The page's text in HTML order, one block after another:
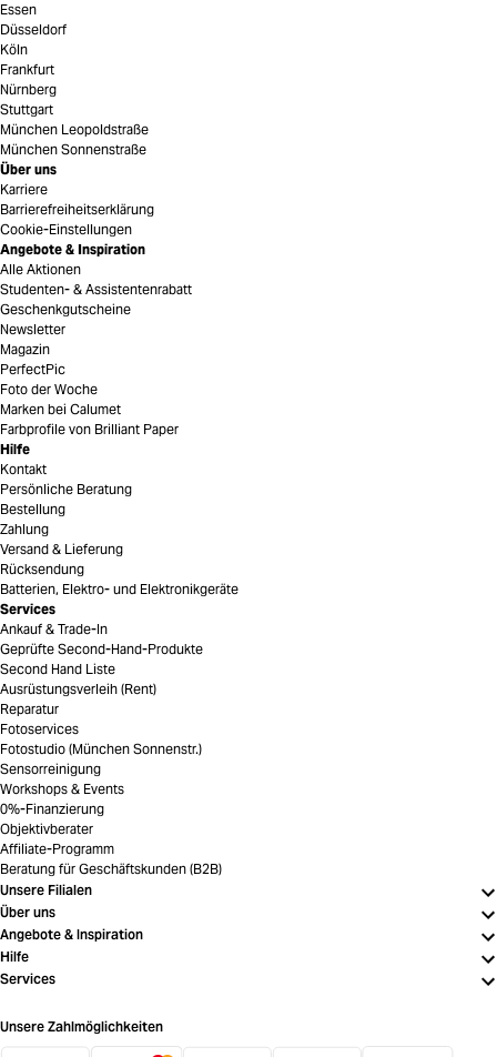
Essen
Düsseldorf
Köln
Frankfurt
Nürnberg
Stuttgart
München Leopoldstraße
München Sonnenstraße
Über uns
Karriere
Barrierefreiheitserklärung
Cookie-Einstellungen
Angebote & Inspiration
Alle Aktionen
Studenten- & Assistentenrabatt
Geschenkgutscheine
Newsletter
Magazin
PerfectPic
Foto der Woche
Marken bei Calumet
Farbprofile von Brilliant Paper
Hilfe
Kontakt
Persönliche Beratung
Bestellung
Zahlung
Versand & Lieferung
Rücksendung
Batterien, Elektro- und Elektronikgeräte
Services
Ankauf & Trade-In
Geprüfte Second-Hand-Produkte
Second Hand Liste
Ausrüstungsverleih (Rent)
Reparatur
Fotoservices
Fotostudio (München Sonnenstr.)
Sensorreinigung
Workshops & Events
0%-Finanzierung
Objektivberater
Affiliate-Programm
Beratung für Geschäftskunden (B2B)
Unsere Filialen
Über uns
Angebote & Inspiration
Hilfe
Services
Unsere Zahlmöglichkeiten